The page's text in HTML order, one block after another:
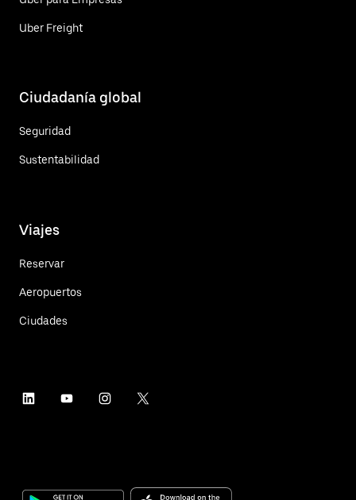
Uber Freight
Ciudadanía global
Seguridad
Sustentabilidad
Viajes
Reservar
Aeropuertos
Ciudades